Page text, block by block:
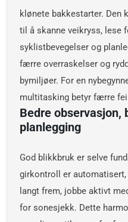
klønete bakkestarter. Den
til å skanne veikryss, lese
syklistbevegelser og
færre overraskelser og
bymiljøer. For en
multitasking betyr færre
Bedre observasjon,
planlegging
God blikkbruk er selve
girkontroll er
langt frem, jobbe aktivt
for sonesjekk. Dette